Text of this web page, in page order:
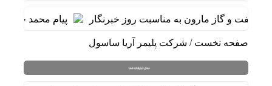
و گاز مارون به مناسبت روز خبرنگار پیام محمد جامعی
صفحه نخست / شرکت پلیمر آریا ساسول